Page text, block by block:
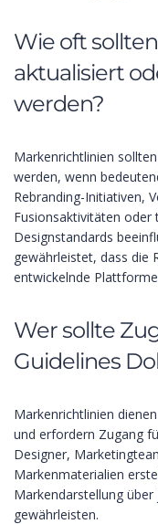
Wie oft
aktualisiert
werden?
Markenrichtlinien
werden, wenn
Rebranding-Initiativen,
Fusionsaktivitäten
Designstandards
gewährleistet, dass die
entwickelnde
Wer sollte
Guidelines
Markenrichtlinien
und erfordern Zugang
Designer,
Markenmaterialien
Markendarstellung
gewährleisten.